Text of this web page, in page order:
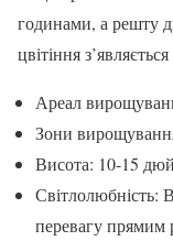
годинами, а решту
цвітіння
Ареал
Зони
Висота: 10-15
Світлолюбність:
перевагу